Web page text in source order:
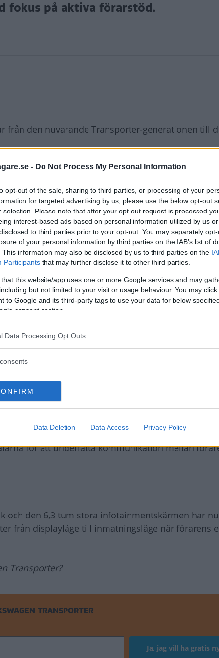
- Do Not Process My Personal Information
opt-out of the sale, sharing to third parties, or processing of your
for targeted advertising by us, please use the below opt-out
selection. Please note that after your opt-out request is processed
interest-based ads based on personal information utilized by us
to third parties prior to your opt-out. You may separately
of your personal information by third parties on the IAB’s list of
This information may also be disclosed by us to third parties on the
Participants that may further disclose it to other third parties.
that this website/app uses one or more Google services and may
but not limited to your visit or usage behaviour. You may
to Google and its third-party tags to use your data for below
consent section.
Data Processing Opt Outs
Data Deletion Data Access Privacy Policy
fokus på aktiva förarstöd.
från den nuvarande Transporter-generationen till
och som i Caravelle- och Kombi-utförande
utrustningsnivån inne i kupé, kan varieras för
i fyra utföranden med 84–204 hästkrafter.
Samtliga av de nya motorerna som är
standard vilket ska bidra till en i snitt 15 procent
de verkliga nyheterna att Transporter numera fått
ger bilen adaptiv farthållare, autobroms i
Dessa är tillval men Volkswagens
för att motverka en andra (eller minskar
i tre lägen (Comfort, Normal och Sport) och
kan minibussversionerna av bilen även
för att underlätta kommunikation mellan
och den 6,3 tum stora infotainmentskärmen har
från displayläge till inmatningsläge när förarens
Transporter?
TRANSPORTER